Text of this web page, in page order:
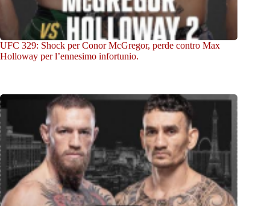
UFC 329: Shock per Conor McGregor, perde contro Max
Holloway per l’ennesimo infortunio.